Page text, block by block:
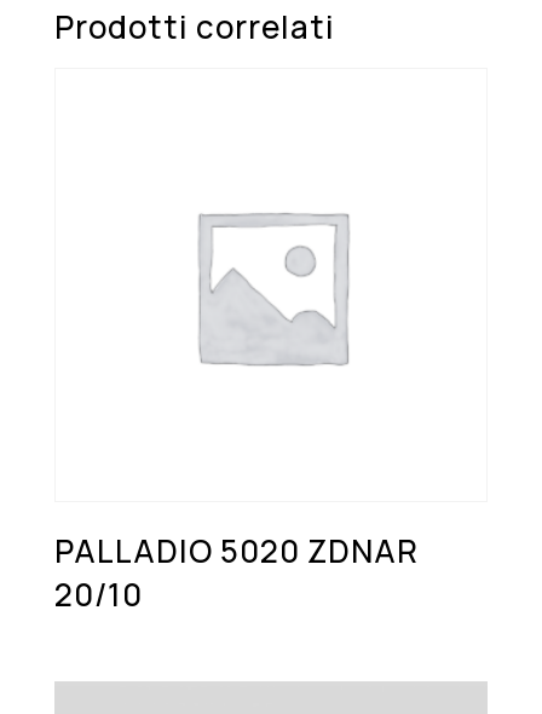
Prodotti correlati
PALLADIO 5020 ZDNAR
20/10